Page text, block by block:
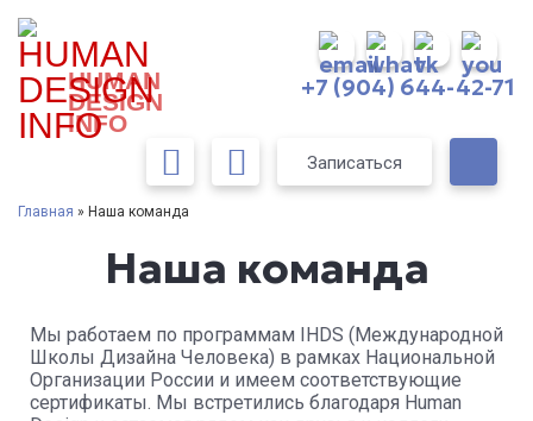
HUMAN
DESIGN
INFO
+7 (904) 644-42-71
Записаться
Главная » Наша команда
Наша команда
Мы работаем по программам IHDS (Международной
Школы Дизайна Человека) в рамках Национальной
Организации России и имеем соответствующие
сертификаты. Мы встретились благодаря Human